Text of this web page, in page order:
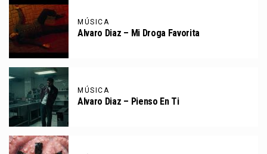
MÚSICA
Alvaro Diaz – Mi Droga Favorita
MÚSICA
Alvaro Diaz – Pienso En Ti